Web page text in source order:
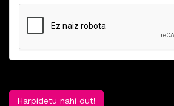
Harpidetu nahi dut!